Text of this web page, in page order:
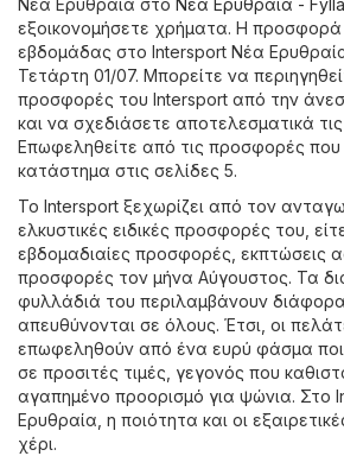
Νέα Ερυθραία στο Νέα Ερυθραία -
εξοικονομήσετε χρήματα. Η προσφορά
εβδομάδας στο Intersport Νέα Ερυθραία
Τετάρτη 01/07. Μπορείτε να
προσφορές του Intersport από την
και να σχεδιάσετε αποτελεσματικά
Επωφεληθείτε από τις προσφορές
κατάστημα στις σελίδες 5.
Το Intersport ξεχωρίζει από τον
ελκυστικές ειδικές προσφορές του,
εβδομαδιαίες προσφορές, εκπτώσεις
προσφορές τον μήνα Αύγουστος. Τα
φυλλάδιά του περιλαμβάνουν
απευθύνονται σε όλους. Έτσι, οι
επωφεληθούν από ένα ευρύ φάσμα
σε προσιτές τιμές, γεγονός που
αγαπημένο προορισμό για ψώνια. Στο
Ερυθραία, η ποιότητα και οι
χέρι.